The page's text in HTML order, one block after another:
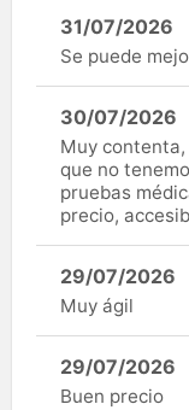
31/07/2026
Se puede
30/07/2026
Muy
que no
pruebas
precio,
29/07/2026
Muy ágil
29/07/2026
Buen precio